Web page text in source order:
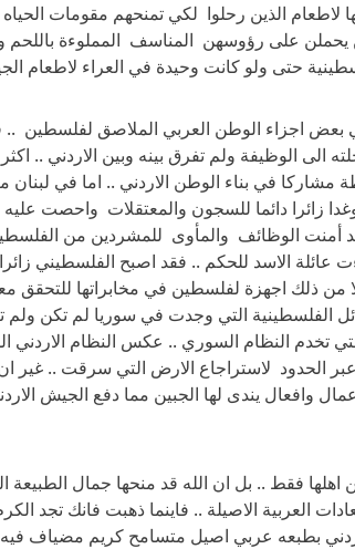
لاطعام الذين رحلوا لكي تمنحهم مقومات
يحملن على رؤوسهن المناسف المملوءة
حتى ولو كانت وحيدة في العراء لاطعام
اجزاء الوطن العربي الملاصق لفلسطين ..
الى الوظيفة ولم تفرق بينه وبين الاردني ..
في بناء الوطن الاردني .. اما في لبنان
زائرا دائما للسجون والمعتقلات واحصت عليه
الوظائف والمأوى للمشردين من
عائلة الاسد للحكم .. فقد اصبح الفلسطيني
من ذلك اجهزة لفلسطين في مخابراتها للتحقق
التي وجدت في سوريا لم تكن ولم
تخدم النظام السوري .. عكس النظام الاردني
الحدود لاستراجاع الارض التي سرقت .. غير ان
وافعال يندى لها الجبين مما دفع الجيش
اهلها فقط .. بل ان الله قد منحها جمال الطبيعة
العربية الاصيلة .. فاينما ذهبت فانك تجد
بطبعه عربي اصيل متسامح كريم مضياف